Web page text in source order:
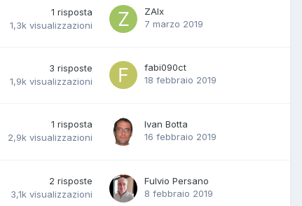
1 risposta
1,3k visualizzazioni
ZAlx
7 marzo 2019
3 risposte
1,9k visualizzazioni
fabi090ct
18 febbraio 2019
1 risposta
2,9k visualizzazioni
Ivan Botta
16 febbraio 2019
2 risposte
3,1k visualizzazioni
Fulvio Persano
8 febbraio 2019